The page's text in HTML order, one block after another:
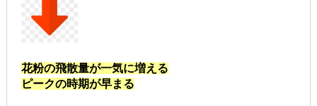
花粉の飛散量が一気に増える
ピークの時期が早まる